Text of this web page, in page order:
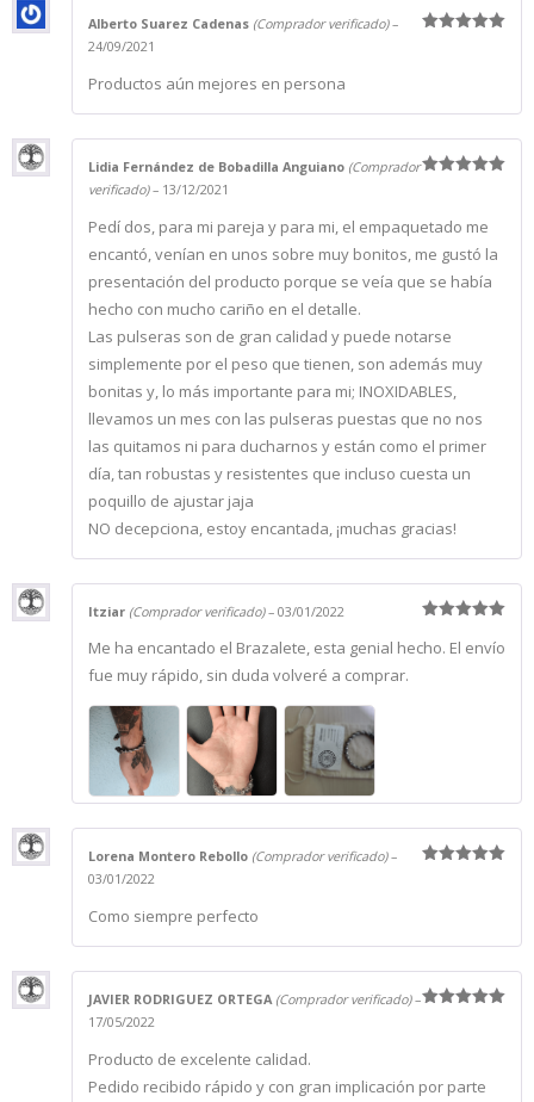
Alberto Suarez Cadenas (Comprador verificado) –
24/09/2021
Productos aún mejores en persona
Lidia Fernández de Bobadilla Anguiano (Comprador
verificado) – 13/12/2021
Pedí dos, para mi pareja y para mi, el empaquetado me
encantó, venían en unos sobre muy bonitos, me gustó la
presentación del producto porque se veía que se había
hecho con mucho cariño en el detalle.
Las pulseras son de gran calidad y puede notarse
simplemente por el peso que tienen, son además muy
bonitas y, lo más importante para mi; INOXIDABLES,
llevamos un mes con las pulseras puestas que no nos
las quitamos ni para ducharnos y están como el primer
día, tan robustas y resistentes que incluso cuesta un
poquillo de ajustar jaja
NO decepciona, estoy encantada, ¡muchas gracias!
con5 de 5
Itziar (Comprador verificado) – 03/01/2022
Me ha encantado el Brazalete, esta genial hecho. El envío
fue muy rápido, sin duda volveré a comprar.
Lorena Montero Rebollo (Comprador verificado) –
03/01/2022
Como siempre perfecto
JAVIER RODRIGUEZ ORTEGA (Comprador verificado) –
17/05/2022
Producto de excelente calidad.
Pedido recibido rápido y con gran implicación por parte